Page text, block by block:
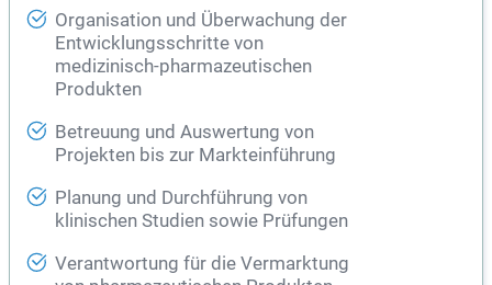
Organisation und Überwachung der
Entwicklungsschritte von
medizinisch-pharmazeutischen
Produkten
Betreuung und Auswertung von
Projekten bis zur Markteinführung
Planung und Durchführung von
klinischen Studien sowie Prüfungen
Verantwortung für die Vermarktung